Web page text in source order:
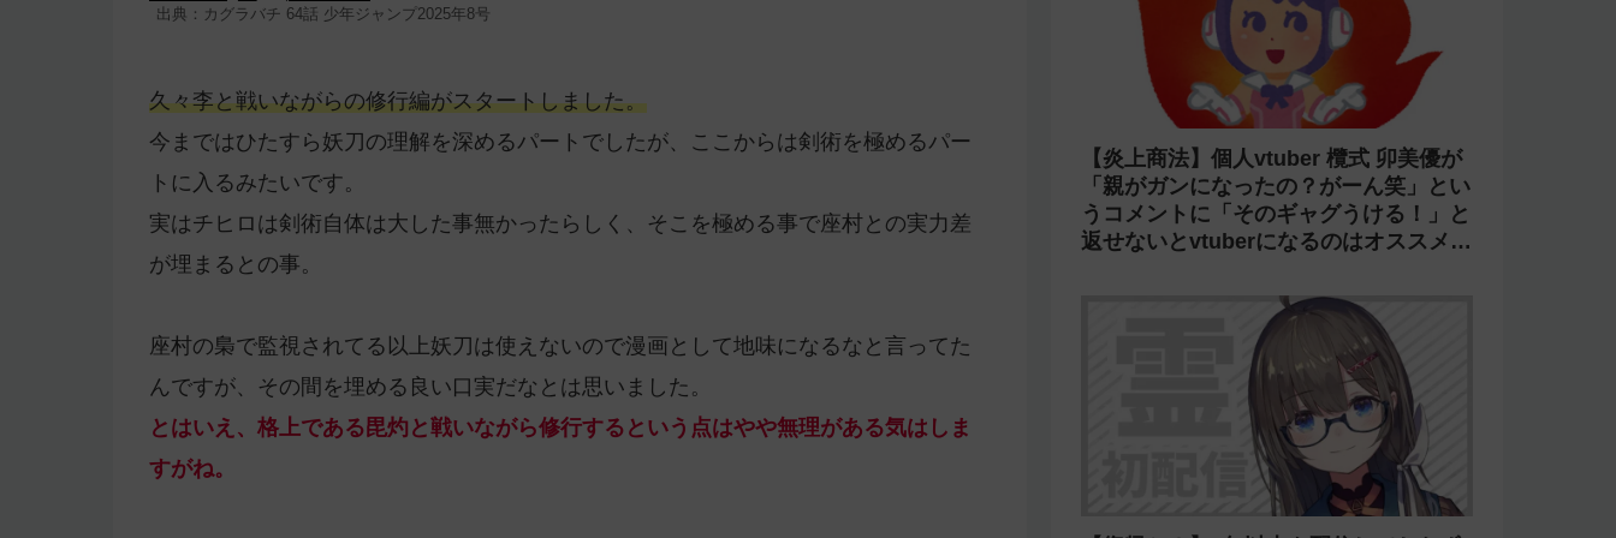
出典：カグラバチ 64話 少年ジャンプ2025年8号
久々李と戦いながらの修行編がスタートしました。
今まではひたすら妖刀の理解を深めるパートでしたが、ここからは剣術を極めるパー
トに入るみたいです。
実はチヒロは剣術自体は大した事無かったらしく、そこを極める事で座村との実力差
が埋まるとの事。
座村の梟で監視されてる以上妖刀は使えないので漫画として地味になるなと言ってた
んですが、その間を埋める良い口実だなとは思いました。
とはいえ、格上である毘灼と戦いながら修行するという点はやや無理がある気はしま
すがね。
【炎上商法】個人vtuber 欖式 卯美優が
「親がガンになったの？がーん笑」とい
うコメントに「そのギャグうける！」と
返せないとvtuberになるのはオススメし